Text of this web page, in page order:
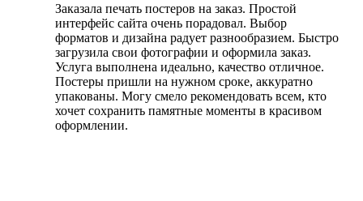
Заказала печать постеров на заказ. Простой
интерфейс сайта очень порадовал. Выбор
форматов и дизайна радует разнообразием. Быстро
загрузила свои фотографии и оформила заказ.
Услуга выполнена идеально, качество отличное.
Постеры пришли на нужном сроке, аккуратно
упакованы. Могу смело рекомендовать всем, кто
хочет сохранить памятные моменты в красивом
оформлении.